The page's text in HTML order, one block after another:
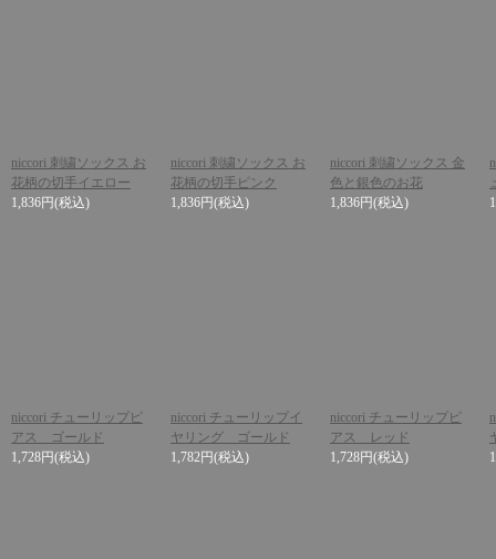
niccori 刺繍ソックス お
花柄の切手イエロー
1,836円(税込)
niccori 刺繍ソックス お
花柄の切手ピンク
1,836円(税込)
niccori 刺繍ソックス 金
色と銀色のお花
1,836円(税込)
niccori チューリップピ
アス ゴールド
1,728円(税込)
niccori チューリップイ
ヤリング ゴールド
1,782円(税込)
niccori チューリップピ
アス レッド
1,728円(税込)